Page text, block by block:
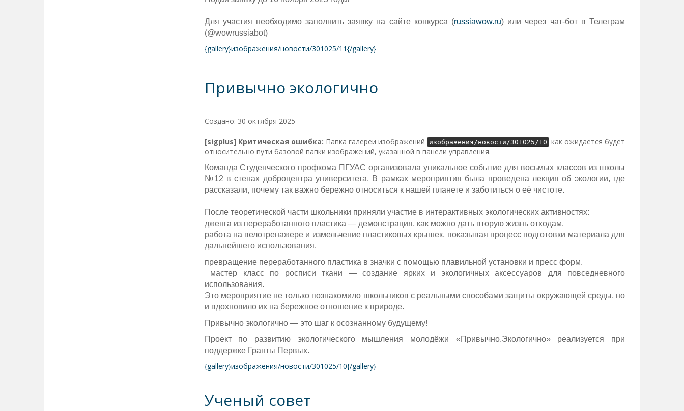
Для участия необходимо заполнить заявку на сайте конкурса (russiawow.ru) или через чат-бот в Телеграм
(@wowrussiabot)
{gallery}изображения/новости/301025/11{/gallery}
Привычно экологично
Создано: 30 октября 2025
[sigplus] Критическая ошибка: Папка галереи изображений изображения/новости/301025/10 как ожидается будет
относительно пути базовой папки изображений, указанной в панели управления.
Команда Студенческого профкома ПГУАС организовала уникальное событие для восьмых классов из школы
№12 в стенах доброцентра университета. В рамках мероприятия была проведена лекция об экологии, где
рассказали, почему так важно бережно относиться к нашей планете и заботиться о её чистоте.
После теоретической части школьники приняли участие в интерактивных экологических активностях:
дженга из переработанного пластика — демонстрация, как можно дать вторую жизнь отходам.
работа на велотренажере и измельчение пластиковых крышек, показывая процесс подготовки материала для
дальнейшего использования.
превращение переработанного пластика в значки с помощью плавильной установки и пресс форм.
мастер класс по росписи ткани — создание ярких и экологичных аксессуаров для повседневного
использования.
Это мероприятие не только познакомило школьников с реальными способами защиты окружающей среды, но
и вдохновило их на бережное отношение к природе.
Привычно экологично — это шаг к осознанному будущему!
Проект по развитию экологического мышления молодёжи «Привычно.Экологично» реализуется при
поддержке Гранты Первых.
{gallery}изображения/новости/301025/10{/gallery}
Ученый совет